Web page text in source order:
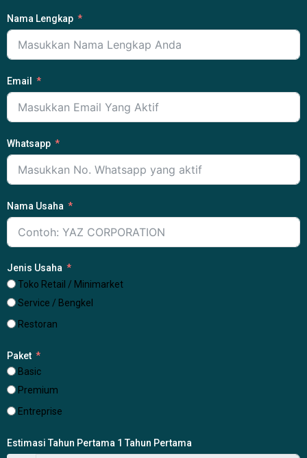
Nama Lengkap
Email
Whatsapp
Nama Usaha
Jenis Usaha
Toko Retail / Minimarket
Service / Bengkel
Restoran
Paket
Basic
Premium
Entreprise
Estimasi Tahun Pertama 1 Tahun Pertama